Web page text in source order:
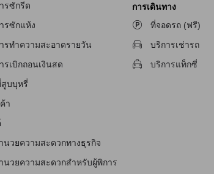
เพื่อให้ผู้เข้าพักมีความสะดวกสบายตลอดการเข้าพัก โ
ะ รวมถึง Wi-Fi ฟรีในทุกห้อง บริการซักผ้าแห้ง และกา
ดินทางที่หลากหลายเพื่อให้คุณมีประสบการณ์ท่องเที่ยวที่
อรองรับผู้เข้าพักทุกคน นอกจากนี้ยังมีบริการรถเช่าภาย
รงแรมเพื่อให้คุณสามารถเดินทางไปยังสถานที่ต่าง ๆ ใน
รซักรีด
รซักแห้ง
รทำความสะอาดรายวัน
รเบิกถอนเงินสด
บบุหรี่
า
นวยความสะดวกทางธุรกิจ
นวยความสะดวกสำหรับผู้พิการ
การเดินทาง
ที่จอดรถ (ฟรี)
บริการเช่ารถ
บริการแท็กซี่